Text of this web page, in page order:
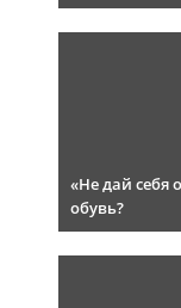
«Не дай себя
обувь?